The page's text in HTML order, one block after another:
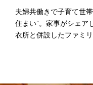
夫婦共働きで子育て世
住まい”。家事がシェア
衣所と併設したファミ